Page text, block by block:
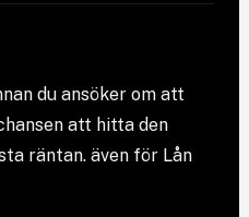
du ansöker om att
att hitta den
räntan. även för Lån